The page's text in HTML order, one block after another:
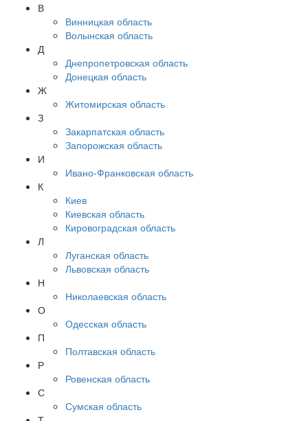
В
Винницкая область
Волынская область
Д
Днепропетровская область
Донецкая область
Ж
Житомирская область
З
Закарпатская область
Запорожская область
И
Ивано-Франковская область
К
Киев
Киевская область
Кировоградская область
Л
Луганская область
Львовская область
Н
Николаевская область
О
Одесская область
П
Полтавская область
Р
Ровенская область
С
Сумская область